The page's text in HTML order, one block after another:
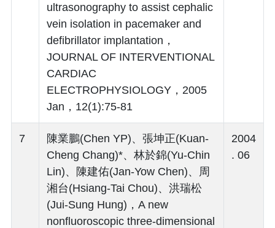
ultrasonography to assist cephalic
vein isolation in pacemaker and
defibrillator implantation，
JOURNAL OF INTERVENTIONAL
CARDIAC
ELECTROPHYSIOLOGY，2005
Jan，12(1):75-81
7
陳業鵬(Chen YP)、張坤正(Kuan-
Cheng Chang)*、林於錦(Yu-Chin
Lin)、陳建佑(Jan-Yow Chen)、周
湘台(Hsiang-Tai Chou)、洪瑞松
(Jui-Sung Hung)，A new
nonfluoroscopic three-dimensional
2004
. 06